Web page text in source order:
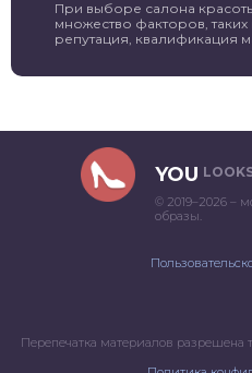
При выборе салона красоты
множество факторов,
репутация, квалификация
YOU
© 2019–2026 –
образы.
Перепечатка материалов разрешена